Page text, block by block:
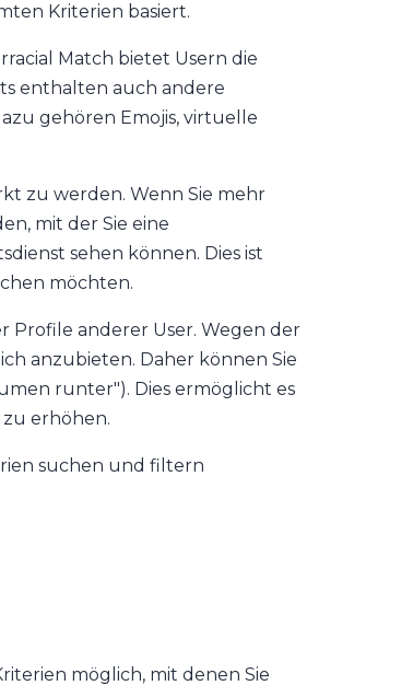
Kriterien basiert.
Match bietet Usern die
enthalten auch andere
gehören Emojis, virtuelle
zu werden. Wenn Sie mehr
mit der Sie eine
sehen können. Dies ist
möchten.
Profile anderer User. Wegen der
anzubieten. Daher können Sie
runter"). Dies ermöglicht es
erhöhen.
suchen und filtern
möglich, mit denen Sie